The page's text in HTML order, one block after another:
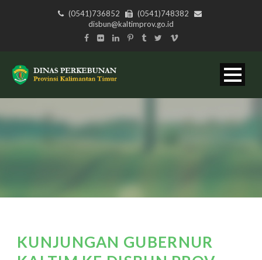
(0541)736852
(0541)748382
disbun@kaltimprov.go.id
KUNJUNGAN GUBERNUR